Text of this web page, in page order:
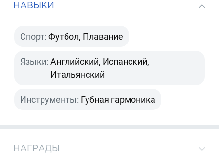
НАВЫКИ
Спорт: Футбол, Плавание
Языки: Английский, Испанский,
Итальянский
Инструменты: Губная гармоника
НАГРАДЫ